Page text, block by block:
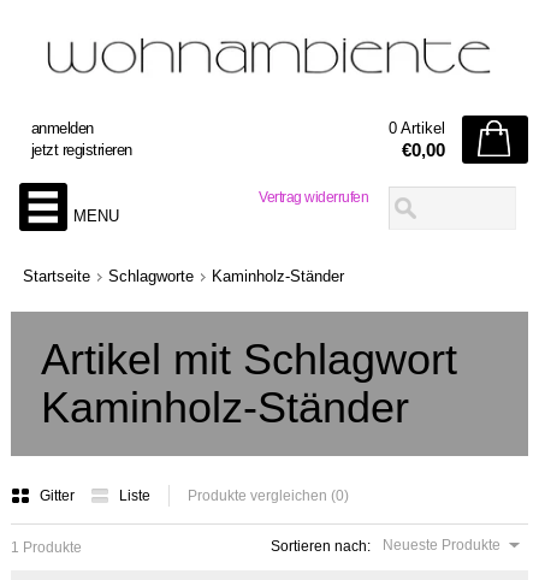
Vertrag widerrufen
anmelden
jetzt registrieren
0 Artikel
€0,00
MENU
Startseite Schlagworte Kaminholz-Ständer
Artikel mit Schlagwort
Kaminholz-Ständer
Gitter Liste Produkte vergleichen (0)
Sortieren nach: Neueste Produkte
1 Produkte